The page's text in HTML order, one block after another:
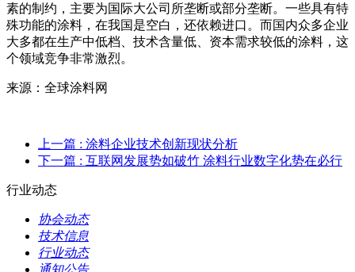
素的制约，主要为国际大公司所垄断或部分垄断。一些具有特
殊功能的涂料，在我国是空白，还依赖进口。而国内众多企业
大多都在生产中低档、技术含量低、资本需求较低的涂料，这
个领域竞争非常激烈。
来源：全球涂料网
上一篇 : 涂料企业技术创新现状分析
下一篇 : 互联网发展势如破竹 涂料行业数字化势在必行
行业动态
协会动态
技术信息
行业动态
通知公告